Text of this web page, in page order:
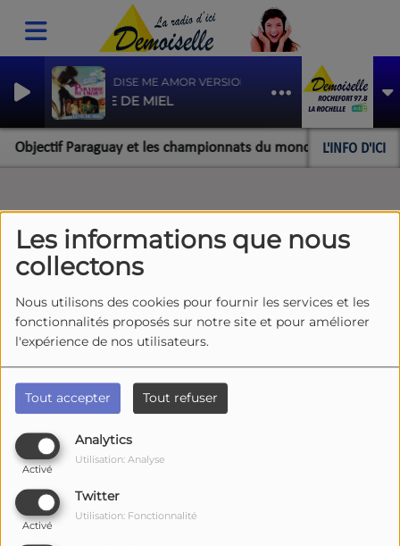
Les informations que nous
collectons
Nous utilisons des cookies pour fournir les services et les
fonctionnalités proposés sur notre site et pour améliorer
l'expérience de nos utilisateurs.
Tout accepter Tout refuser
Analytics
Activé
Utilisation: Analyse
Twitter
Activé
Utilisation: Fonctionnalité
PARADISE ME AMOR VERSION MAXI
LUNE DE MIEL
L'INFO D'ICI
Paraguay et les championnats du monde pour l'équipe